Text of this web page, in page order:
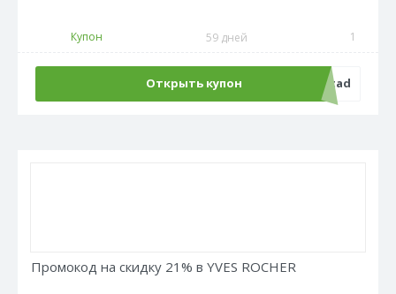
Купон 59 дней 1
Открыть купон admitad
Промокод на скидку 21% в YVES ROCHER